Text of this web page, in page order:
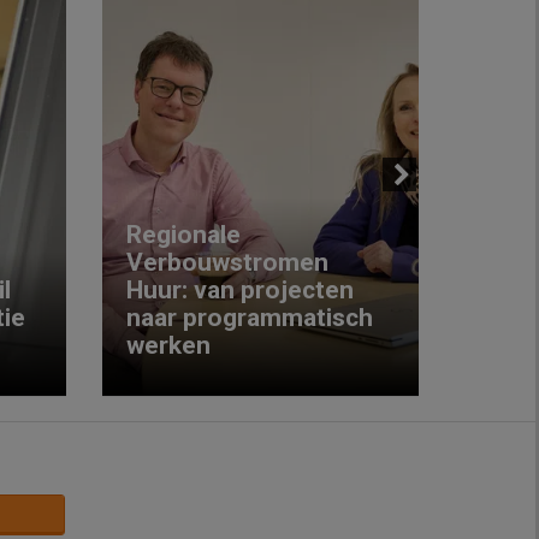
Regionale
Verbouwstromen
Huur: van projecten
naar programmatisch
werken
Next